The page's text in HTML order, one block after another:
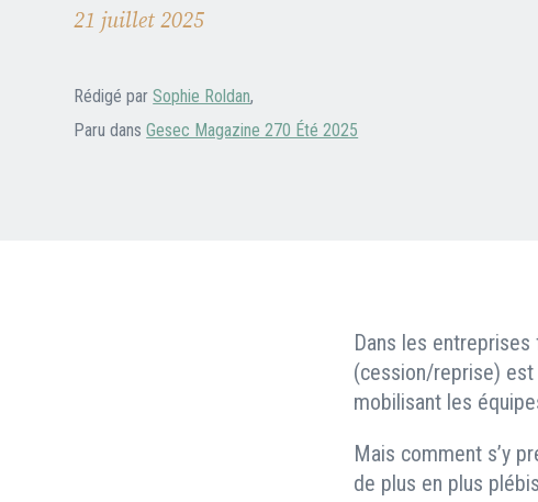
21 juillet 2025
Rédigé parSophie Roldan,
Paru dansGesec Magazine 270 Été 2025
Dans les
(cession/reprise) est
mobilisant les
Mais comment s’y
de plus en plus